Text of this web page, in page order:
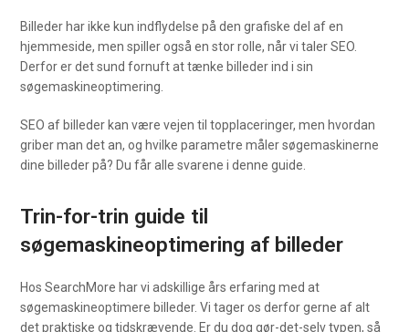
Billeder har ikke kun indflydelse på den grafiske del af en
hjemmeside, men spiller også en stor rolle, når vi taler SEO.
Derfor er det sund fornuft at tænke billeder ind i sin
søgemaskineoptimering.
SEO af billeder kan være vejen til topplaceringer, men hvordan
griber man det an, og hvilke parametre måler søgemaskinerne
dine billeder på? Du får alle svarene i denne guide.
Trin-for-trin guide til
søgemaskineoptimering af billeder
Hos SearchMore har vi adskillige års erfaring med at
søgemaskineoptimere billeder. Vi tager os derfor gerne af alt
det praktiske og tidskrævende. Er du dog gør-det-selv typen, så